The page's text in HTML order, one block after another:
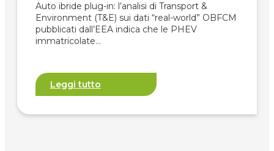
Auto ibride plug-in: l’analisi di Transport &
Environment (T&E) sui dati “real-world” OBFCM
pubblicati dall’EEA indica che le PHEV
immatricolate…
Leggi tutto